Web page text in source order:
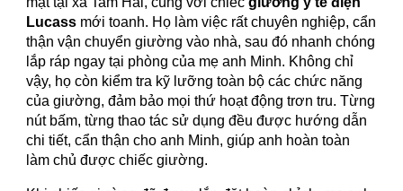
Lucass mới toanh. Họ làm việc rất chuyên nghiệp, cẩn
thận vận chuyển giường vào nhà, sau đó nhanh chóng
lắp ráp ngay tại phòng của mẹ anh Minh. Không chỉ
vậy, họ còn kiểm tra kỹ lưỡng toàn bộ các chức năng
của giường, đảm bảo mọi thứ hoạt động trơn tru. Từng
nút bấm, từng thao tác sử dụng đều được hướng dẫn
chi tiết, cẩn thận cho anh Minh, giúp anh hoàn toàn
làm chủ được chiếc giường.